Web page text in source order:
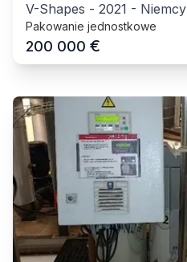
V-Shapes - 2021 - Niemcy
Pakowanie jednostkowe
200 000 €